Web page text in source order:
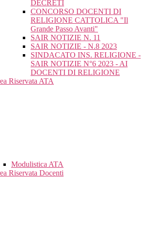
DECRETI
CONCORSO DOCENTI DI
RELIGIONE CATTOLICA "Il
Grande Passo Avanti"
SAIR NOTIZIE N. 11
SAIR NOTIZIE - N.8 2023
SINDACATO INS. RELIGIONE -
SAIR NOTIZIE N°6 2023 - AI
DOCENTI DI RELIGIONE
Riservata ATA
Modulistica ATA
Riservata Docenti